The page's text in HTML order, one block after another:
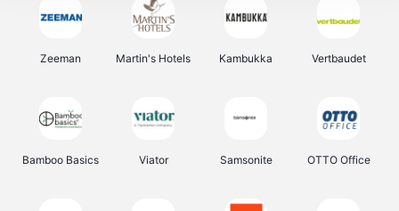
Zeeman Martin's Hotels Kambukka Vertbaudet
Bamboo Basics Viator Samsonite OTTO Office